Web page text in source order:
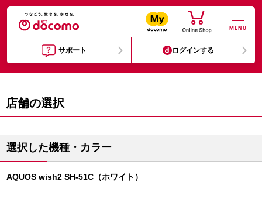
MENU
サポート ログインする
店舗の選択
選択した機種・カラー
AQUOS wish2 SH-51C（ホワイト）